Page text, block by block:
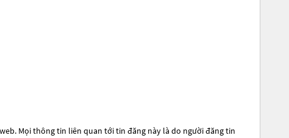
Mọi thông tin liên quan tới tin đăng này là do người đăng tin